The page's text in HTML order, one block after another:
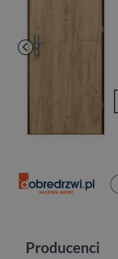
Producenci